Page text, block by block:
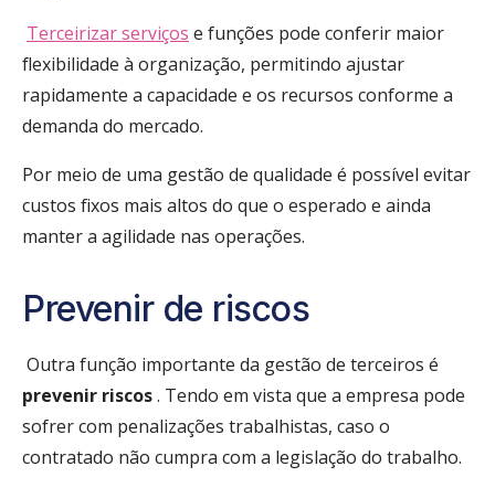
Terceirizar serviços e funções pode conferir maior
flexibilidade à organização, permitindo ajustar
rapidamente a capacidade e os recursos conforme a
demanda do mercado.
Por meio de uma gestão de qualidade é possível evitar
custos fixos mais altos do que o esperado e ainda
manter a agilidade nas operações.
Prevenir de riscos
Outra função importante da gestão de terceiros é
prevenir riscos. Tendo em vista que a empresa pode
sofrer com penalizações trabalhistas, caso o
contratado não cumpra com a legislação do trabalho.